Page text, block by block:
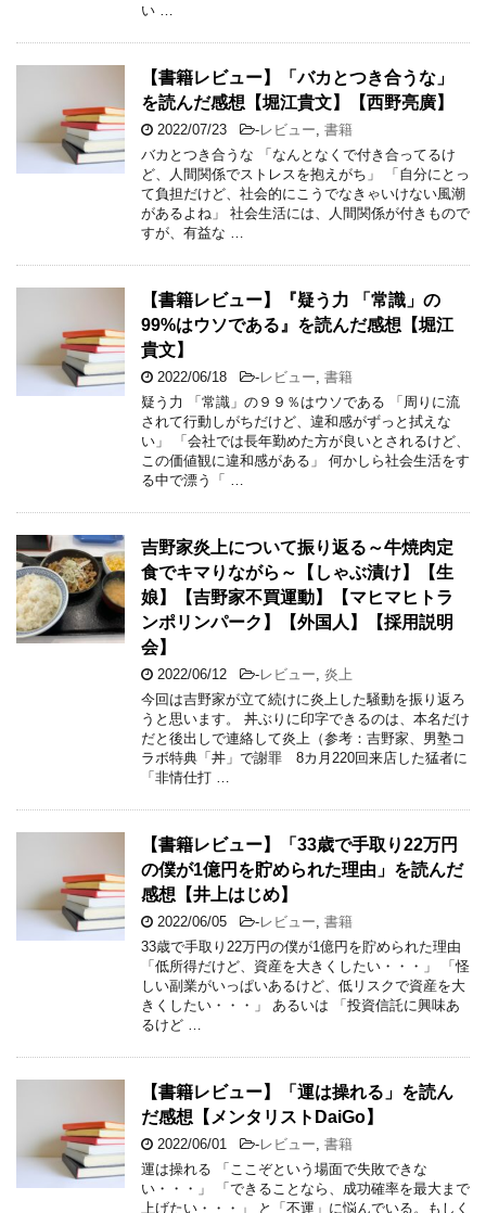
い …
【書籍レビュー】「バカとつき合うな」
を読んだ感想【堀江貴文】【西野亮廣】
2022/07/23 -レビュー 書籍
バカとつき合うな 「なんとなくで付き合ってるけ
ど、人間関係でストレスを抱えがち」 「自分にとっ
て負担だけど、社会的にこうでなきゃいけない風潮
があるよね」 社会生活には、人間関係が付きもので
すが、有益な …
【書籍レビュー】『疑う力 「常識」の
99%はウソである』を読んだ感想【堀江
貴文】
2022/06/18 -レビュー 書籍
疑う力 「常識」の９９％はウソである 「周りに流
されて行動しがちだけど、違和感がずっと拭えな
い」 「会社では長年勤めた方が良いとされるけど、
この価値観に違和感がある」 何かしら社会生活をす
る中で漂う「 …
吉野家炎上について振り返る～牛焼肉定
食でキマりながら～【しゃぶ漬け】【生
娘】【吉野家不買運動】【マヒマヒトラ
ンポリンパーク】【外国人】【採用説明
会】
2022/06/12 -レビュー 炎上
今回は吉野家が立て続けに炎上した騒動を振り返ろ
うと思います。 丼ぶりに印字できるのは、本名だけ
だと後出しで連絡して炎上（参考：吉野家、男塾コ
ラボ特典「丼」で謝罪 8カ月220回来店した猛者に
「非情仕打 …
【書籍レビュー】「33歳で手取り22万円
の僕が1億円を貯められた理由」を読んだ
感想【井上はじめ】
2022/06/05 -レビュー 書籍
33歳で手取り22万円の僕が1億円を貯められた理由
「低所得だけど、資産を大きくしたい・・・」 「怪
しい副業がいっぱいあるけど、低リスクで資産を大
きくしたい・・・」 あるいは 「投資信託に興味あ
るけど …
【書籍レビュー】「運は操れる」を読ん
だ感想【メンタリストDaiGo】
2022/06/01 -レビュー 書籍
運は操れる 「ここぞという場面で失敗できな
い・・・」 「できることなら、成功確率を最大まで
上げたい・・・」 と「不運」に悩んでいる。もしく